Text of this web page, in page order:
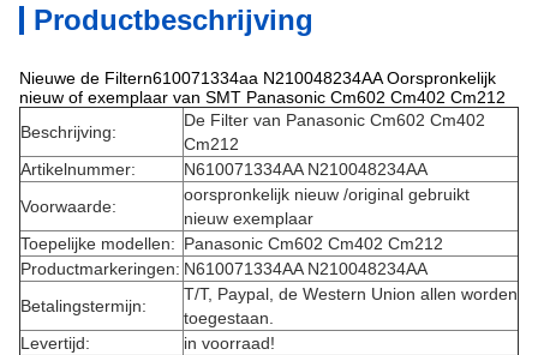
Productbeschrijving
Nieuwe de Filtern610071334aa N210048234AA Oorspronkelijk
nieuw of exemplaar van SMT Panasonic Cm602 Cm402 Cm212
Beschrijving:
De Filter van Panasonic Cm602 Cm402
Cm212
Artikelnummer:
N610071334AA N210048234AA
Voorwaarde:
oorspronkelijk nieuw /original gebruikt
nieuw exemplaar
Toepelijke modellen: Panasonic Cm602 Cm402 Cm212
Productmarkeringen: N610071334AA N210048234AA
Betalingstermijn:
T/T, Paypal, de Western Union allen worden
toegestaan.
Levertijd:
in voorraad!